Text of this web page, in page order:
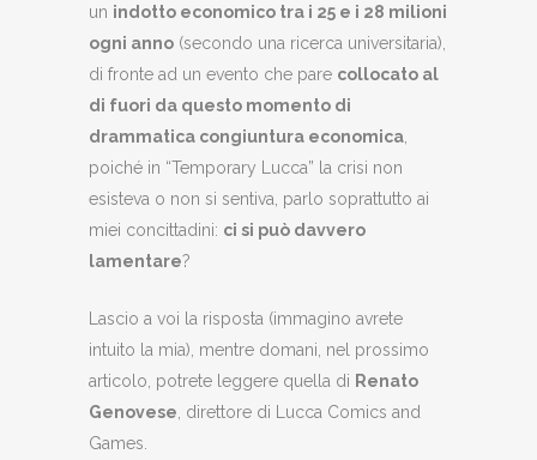
un indotto economico tra i 25 e i 28 milioni
ogni anno (secondo una ricerca universitaria),
di fronte ad un evento che pare collocato al
di fuori da questo momento di
drammatica congiuntura economica
poiché in “Temporary Lucca” la crisi non
esisteva o non si sentiva, parlo soprattutto ai
miei concittadini: ci si può davvero
lamentare?
Lascio a voi la risposta (immagino avrete
intuito la mia), mentre domani, nel prossimo
articolo, potrete leggere quella di Renato
Genovese , direttore di Lucca Comics and
Games.